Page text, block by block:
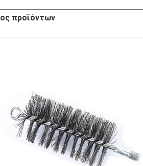
προϊόντων